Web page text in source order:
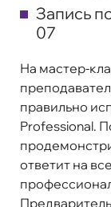
Запись
07
На мастер-
правильно
Professional.
ответит на